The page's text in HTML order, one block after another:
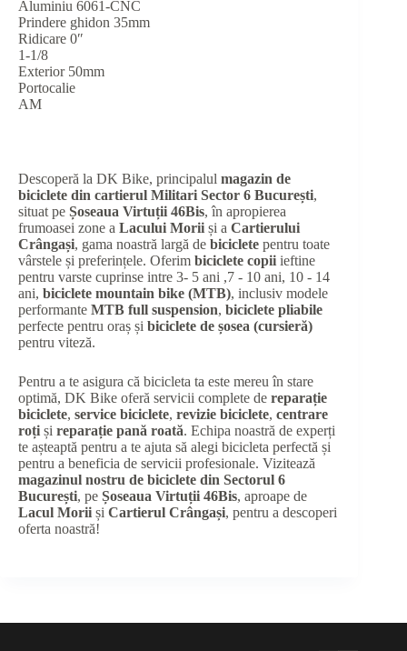
Aluminiu 6061-CNC
Prindere ghidon 35mm
Ridicare 0″
1-1/8
Exterior 50mm
Portocalie
AM
Descoperă la DK Bike, principalul magazin de
biciclete din cartierul Militari Sector 6 București,
situat pe Șoseaua Virtuții 46Bis, în apropierea
frumoasei zone a Lacului Morii și a Cartierului
Crângași, gama noastră largă de biciclete pentru toate
vârstele și preferințele. Oferim biciclete copii ieftine
pentru varste cuprinse intre 3- 5 ani ,7 - 10 ani, 10 - 14
ani, biciclete mountain bike (MTB), inclusiv modele
performante MTB full suspension, biciclete pliabile
perfecte pentru oraș și biciclete de șosea (cursieră)
pentru viteză.
Pentru a te asigura că bicicleta ta este mereu în stare
optimă, DK Bike oferă servicii complete de reparație
biciclete, service biciclete, revizie biciclete, centrare
roți și reparație pană roată. Echipa noastră de experți
te așteaptă pentru a te ajuta să alegi bicicleta perfectă și
pentru a beneficia de servicii profesionale. Vizitează
magazinul nostru de biciclete din Sectorul 6
București, pe Șoseaua Virtuții 46Bis, aproape de
Lacul Morii și Cartierul Crângași, pentru a descoperi
oferta noastră!